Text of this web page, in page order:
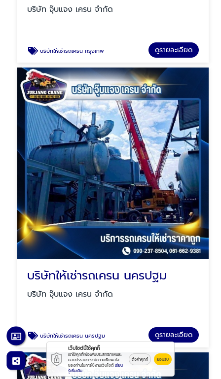
บริษัท จุ๊บแจง เครน จำกัด
บริษัทให้เช่ารถเครน กรุงเทพ ดูรายละเอียด
บริษัทให้เช่ารถเครน นครปฐม
บริษัท จุ๊บแจง เครน จำกัด
บริษัทให้เช่ารถเครน นครปฐม ดูรายละเอียด
เว็บไซต์นี้ใช้คุกกี้
เราใช้คุกกี้เพื่อเพิ่มประสิทธิภาพและ
มอบประสบการณ์ความพึงพอใจ
ของท่านในการใช้งานเว็บไซต์ เรียน
รู้เพิ่มเติม
ตั้งค่าคุกกี้ ยอมรับ